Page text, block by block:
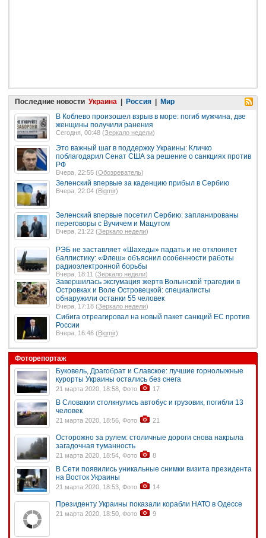
Последние новости Украина | Россия | Мир
В Коблево произошел взрыв в море: погиб мужчина, две
женщины получили ранения
Сегодня, 00:48 (Зеркало недели)
Это важный шаг в поддержку Украины: Кличко
поблагодарил Сенат США за решение о санкциях против
РФ
Вчера, 22:55 (Обозреватель)
Зеленский впервые за каденцию прибыл в Сербию
Вчера, 22:04 ( Bigmir)
Зеленский впервые посетил Сербию: запланированы
переговоры с Вучичем и Мацутом
Вчера, 21:22 (Зеркало недели)
РЭБ не заставляет «Шахеды» падать и не отклоняет
баллистику: «Флеш» объяснил особенности работы
радиоэлектронной борьбы
Вчера, 18:11 (Зеркало недели)
Завершилась эксгумация жертв Волынской трагедии в
Островках и Воле Островецкой: специалисты
обнаружили останки 55 человек
Вчера, 17:18 (Зеркало недели)
Сибига отреагировал на новый пакет санкций ЕС против
России
Вчера, 16:46 ( Bigmir)
Фоторепортаж
Буковель, Драгобрат и Славское: лучшие горнолыжные
курорты Украины остались без снега
21 марта 2020, 18:58, Фото 17
В Словакии столкнулись автобус и грузовик, погибли 13
человек
21 марта 2020, 18:56, Фото 21
Осторожно за рулем: столичные дороги снова накрыла
загадочная туманность
21 марта 2020, 18:54, Фото 8
В Сети появились уникальные снимки визита президента
на Восток Украины
21 марта 2020, 18:53, Фото 14
Президенту Украины показали корабли НАТО в Одессе
21 марта 2020, 18:50, Фото 9